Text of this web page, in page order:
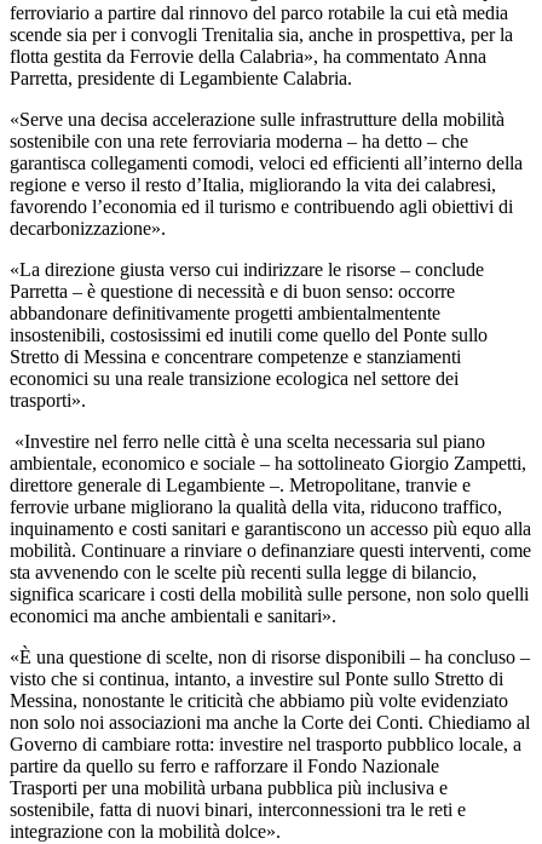
ferroviario a partire dal rinnovo del parco rotabile la cui età media
scende sia per i convogli Trenitalia sia, anche in prospettiva, per la
flotta gestita da Ferrovie della Calabria», ha commentato Anna
Parretta, presidente di Legambiente Calabria.
«Serve una decisa accelerazione sulle infrastrutture della mobilità
sostenibile con una rete ferroviaria moderna – ha detto – che
garantisca collegamenti comodi, veloci ed efficienti all’interno della
regione e verso il resto d’Italia, migliorando la vita dei calabresi,
favorendo l’economia ed il turismo e contribuendo agli obiettivi di
decarbonizzazione».
«La direzione giusta verso cui indirizzare le risorse – conclude
Parretta – è questione di necessità e di buon senso: occorre
abbandonare definitivamente progetti ambientalmentente
insostenibili, costosissimi ed inutili come quello del Ponte sullo
Stretto di Messina e concentrare competenze e stanziamenti
economici su una reale transizione ecologica nel settore dei
trasporti».
«Investire nel ferro nelle città è una scelta necessaria sul piano
ambientale, economico e sociale – ha sottolineato Giorgio Zampetti,
direttore generale di Legambiente –. Metropolitane, tranvie e
ferrovie urbane migliorano la qualità della vita, riducono traffico,
inquinamento e costi sanitari e garantiscono un accesso più equo alla
mobilità. Continuare a rinviare o definanziare questi interventi, come
sta avvenendo con le scelte più recenti sulla legge di bilancio,
significa scaricare i costi della mobilità sulle persone, non solo quelli
economici ma anche ambientali e sanitari».
«È una questione di scelte, non di risorse disponibili – ha concluso –
visto che si continua, intanto, a investire sul Ponte sullo Stretto di
Messina, nonostante le criticità che abbiamo più volte evidenziato
non solo noi associazioni ma anche la Corte dei Conti. Chiediamo al
Governo di cambiare rotta: investire nel trasporto pubblico locale, a
partire da quello su ferro e rafforzare il Fondo Nazionale
Trasporti per una mobilità urbana pubblica più inclusiva e
sostenibile, fatta di nuovi binari, interconnessioni tra le reti e
integrazione con la mobilità dolce».